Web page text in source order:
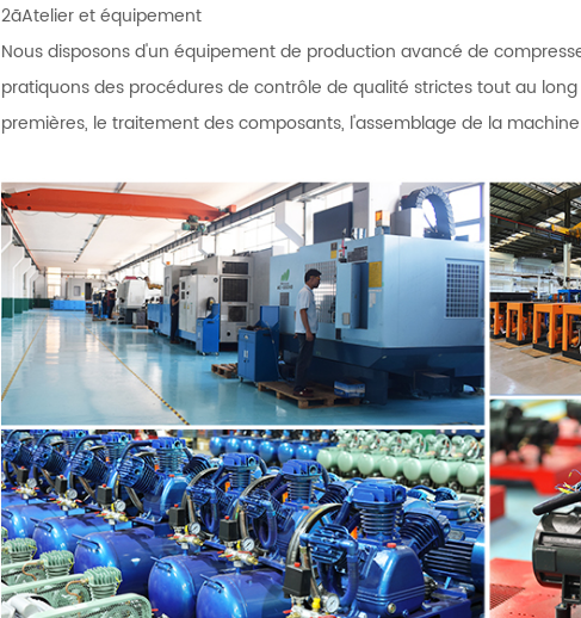
2ãAtelier et équipement
Nous disposons d'un équipement de production avancé de
pratiquons des procédures de contrôle de qualité strictes tout au
premières, le traitement des composants, l'assemblage de la